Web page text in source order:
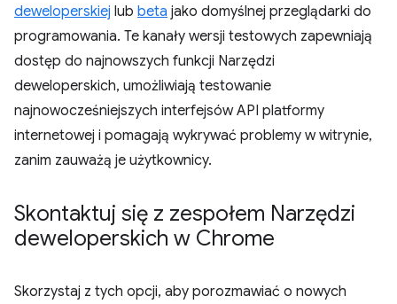
deweloperskiej lub beta jako domyślnej przeglądarki do
programowania. Te kanały wersji testowych zapewniają
dostęp do najnowszych funkcji Narzędzi
deweloperskich, umożliwiają testowanie
najnowocześniejszych interfejsów API platformy
internetowej i pomagają wykrywać problemy w witrynie,
zanim zauważą je użytkownicy.
Skontaktuj się z zespołem Narzędzi
deweloperskich w Chrome
Skorzystaj z tych opcji, aby porozmawiać o nowych